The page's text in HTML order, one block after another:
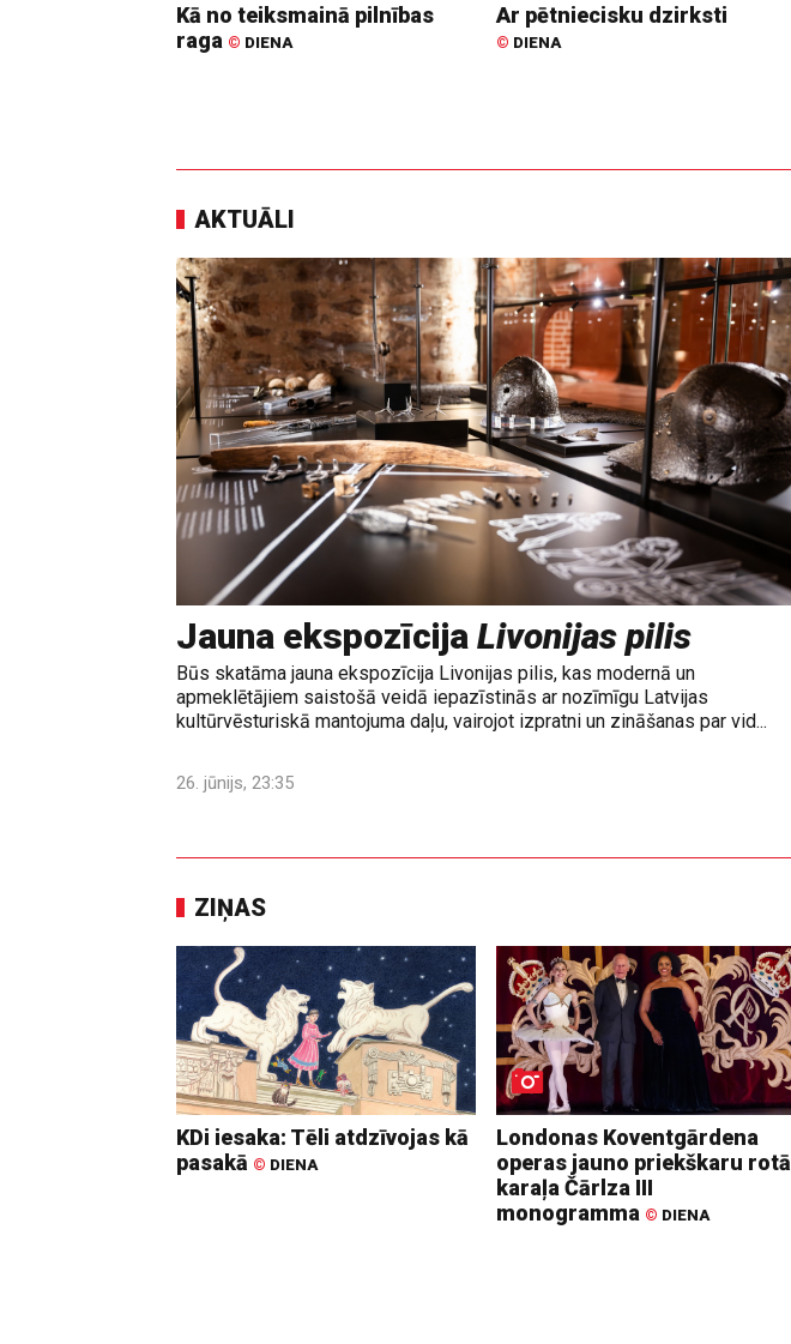
Kā no teiksmainā pilnības
raga © DIENA
Ar pētniecisku dzirksti
© DIENA
AKTUĀLI
Jauna ekspozīcija Livonijas pilis
Būs skatāma jauna ekspozīcija Livonijas pilis, kas modernā un
apmeklētājiem saistošā veidā iepazīstinās ar nozīmīgu Latvijas
kultūrvēsturiskā mantojuma daļu, vairojot izpratni un zināšanas par vid...
26. jūnijs, 23:35
ZIŅAS
KDi iesaka: Tēli atdzīvojas kā
pasakā © DIENA
Londonas Koventgārdena
operas jauno priekškaru rotā
karaļa Čārlza III
monogramma © DIENA